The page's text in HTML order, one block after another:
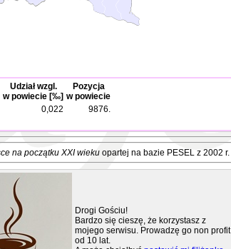
Udział wzgl.
w powiecie [‰]
Pozycja
w powiecie
0,022
9876.
na początku XXI wiekuopartej na bazie PESEL z 2002 r.
Drogi Gościu!
Bardzo się cieszę, że korzystasz z
mojego serwisu. Prowadzę go non profit
od 10 lat.